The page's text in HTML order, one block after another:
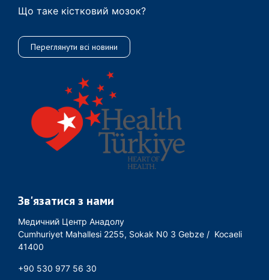
Що таке кістковий мозок?
Переглянути всі новини
Зв'язатися з нами
Медичний Центр Анадолу
Cumhuriyet Mahallesi 2255, Sokak N0 3 Gebze / Kocaeli
41400
+90 530 977 56 30